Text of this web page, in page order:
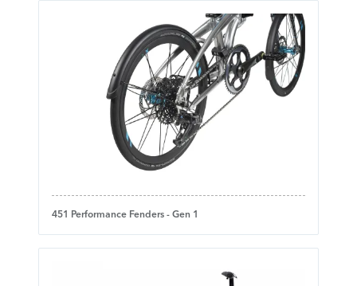
451 Performance Fenders - Gen 1